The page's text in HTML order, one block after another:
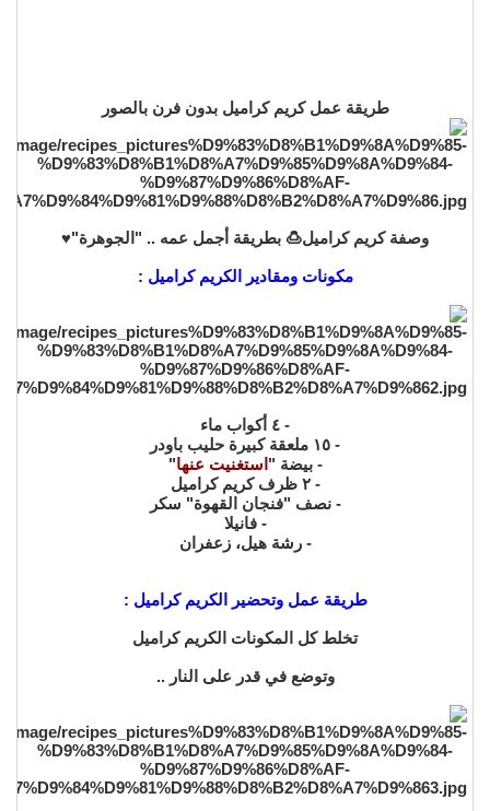
طريقة عمل كريم كراميل بدون فرن بالصور
وصفة كريم كراميل🍮 بطريقة أجمل عمه .. "الجوهرة"♥️
مكونات ومقادير الكريم كراميل :
- ٤ أكواب ماء
- ١٥ ملعقة كبيرة حليب باودر
- بيضة " استغنيت عنها"
- ٢ ظرف كريم كراميل
- نصف "فنجان القهوة" سكر
- فانيلا
- رشة هيل، زعفران
طريقة عمل وتحضير الكريم كراميل :
تخلط كل المكونات الكريم كراميل
وتوضع في قدر على النار ..